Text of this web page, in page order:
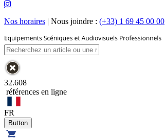
Nos horaires | Nous joindre : (+33) 1 69 45 00 00
32.608
références en ligne
FR